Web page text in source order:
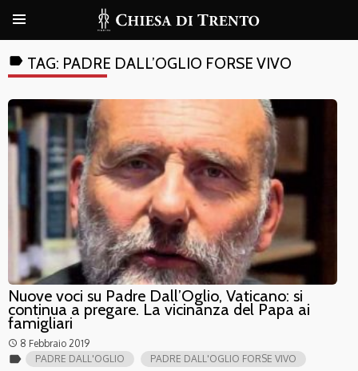
label TAG: PADRE DALL’OGLIO FORSE VIVO
Nuove voci su Padre Dall’Oglio, Vaticano: si
continua a pregare. La vicinanza del Papa ai
famigliari
access_time 8 Febbraio 2019
label PADRE DALL'OGLIO PADRE DALL'OGLIO FORSE VIVO